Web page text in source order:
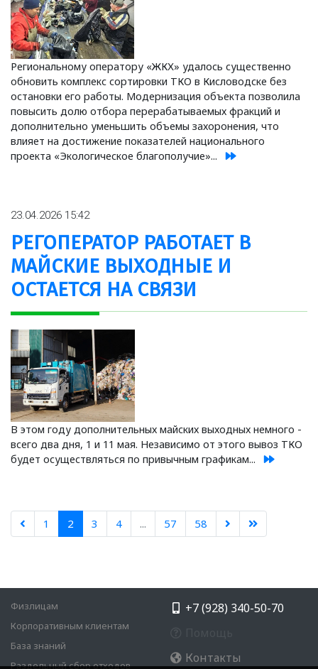
Региональному оператору «ЖКХ» удалось существенно
обновить комплекс сортировки ТКО в Кисловодске без
остановки его работы. Модернизация объекта позволила
повысить долю отбора перерабатываемых фракций и
дополнительно уменьшить объемы захоронения, что
влияет на достижение показателей национального
проекта «Экологическое благополучие»...
23.04.2026 15:42
РЕГОПЕРАТОР РАБОТАЕТ В
МАЙСКИЕ ВЫХОДНЫЕ И
ОСТАЕТСЯ НА СВЯЗИ
В этом году дополнительных майских выходных немного -
всего два дня, 1 и 11 мая. Независимо от этого вывоз ТКО
будет осуществляться по привычным графикам...
1 2 3 4 ... 57 58
Физлицам
Корпоративным клиентам
База знаний
Раздельный сбор отходов
+7 (928) 340-50-70
Контакты